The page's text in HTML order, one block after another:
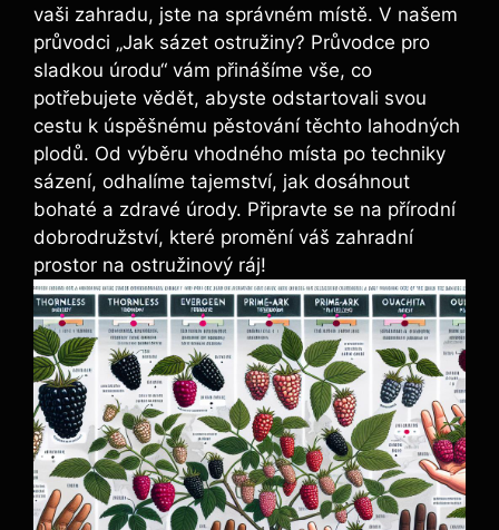
vaši zahradu, jste na správném místě. V našem
průvodci „Jak sázet ostružiny? Průvodce pro
sladkou úrodu“ vám přinášíme vše, co
potřebujete vědět, abyste odstartovali svou
cestu k úspěšnému pěstování těchto lahodných
plodů. Od výběru vhodného místa po techniky
sázení, odhalíme tajemství, jak dosáhnout
bohaté a zdravé úrody. Připravte se na přírodní
dobrodružství, které promění váš zahradní
prostor na ostružinový ráj!